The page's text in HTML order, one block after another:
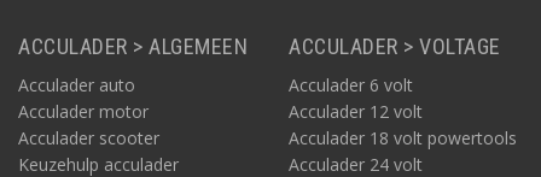
ACCULADER > ALGEMEEN
Acculader auto
Acculader motor
Acculader scooter
Keuzehulp acculader
ACCULADER > VOLTAGE
Acculader 6 volt
Acculader 12 volt
Acculader 18 volt powertools
Acculader 24 volt